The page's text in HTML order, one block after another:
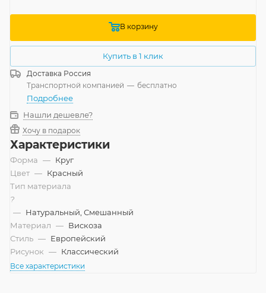
В корзину
Купить в 1 клик
Доставка Россия
Транспортной компанией — бесплатно
Подробнее
Нашли дешевле?
Хочу в подарок
Характеристики
Форма — Круг
Цвет — Красный
Тип материала
?
— Натуральный, Смешанный
Материал — Вискоза
Стиль — Европейский
Рисунок — Классический
Все характеристики